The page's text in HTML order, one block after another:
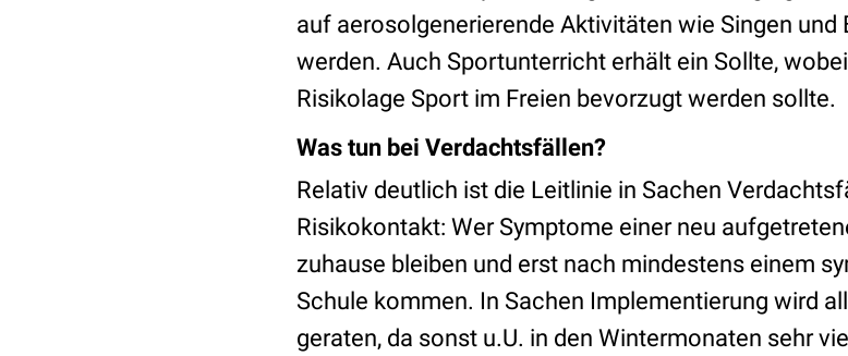
auf aerosolgenerierende Aktivitäten wie Singen
werden. Auch Sportunterricht erhält ein Sollte,
Risikolage Sport im Freien bevorzugt werden sollte.
Was tun bei Verdachtsfällen?
Relativ deutlich ist die Leitlinie in Sachen
Risikokontakt: Wer Symptome einer neu
zuhause bleiben und erst nach mindestens einem
Schule kommen. In Sachen Implementierung wird
geraten, da sonst u.U. in den Wintermonaten sehr